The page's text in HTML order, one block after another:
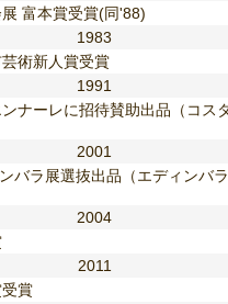
富本賞受賞(同'88)
1983
術新人賞受賞
1991
ナーレに招待賛助出品（コス
2001
バラ展選抜出品（エディンバ
2004
2011
賞